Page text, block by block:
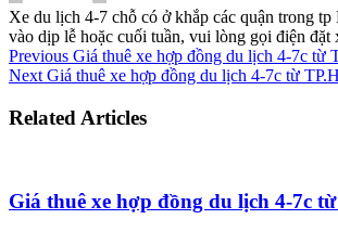
Xe du lịch 4-7 chỗ có ở khắp các quận trong
vào dịp lễ hoặc cuối tuần, vui lòng gọi điện đặt
Previous Giá thuê xe hợp đồng du lịch 4-7c
Next Giá thuê xe hợp đồng du lịch 4-7c từ
Related Articles
Giá thuê xe hợp đồng du lịch 4-7c